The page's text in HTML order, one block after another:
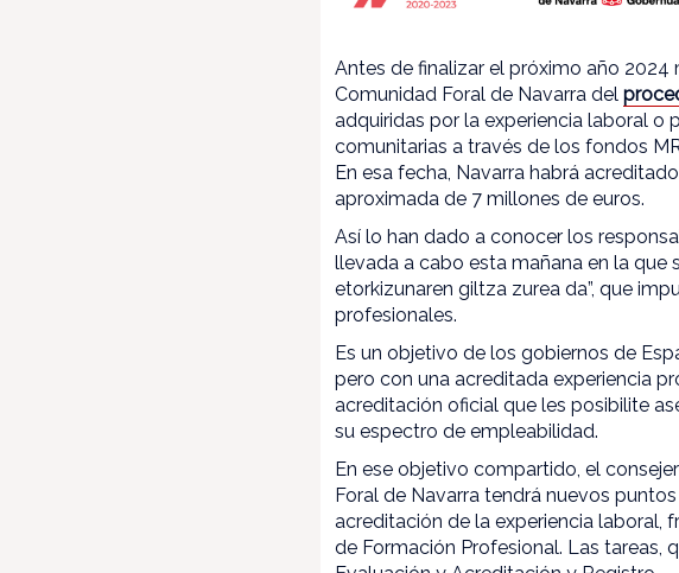
Antes de finalizar el próximo año
Comunidad Foral de Navarra del
adquiridas por la experiencia laboral o
comunitarias a través de los fondos
En esa fecha, Navarra habrá
aproximada de 7 millones de euros.
Así lo han dado a conocer los
llevada a cabo esta mañana en la que
etorkizunaren giltza zurea da”, que
profesionales.
Es un objetivo de los gobiernos de
pero con una acreditada experiencia
acreditación oficial que les posibilite
su espectro de empleabilidad.
En ese objetivo compartido, el
Foral de Navarra tendrá nuevos
acreditación de la experiencia laboral,
de Formación Profesional. Las tareas,